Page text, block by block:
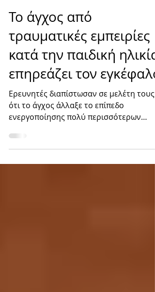
ΘΕΟΔΩΡΟΣ ΒΑΣΙΛΕΙΑΔΗΣ
Dec 14, 2023
Το άγχος από
τραυματικές εμπειρίες
κατά την παιδική ηλικία
επηρεάζει τον εγκέφαλο
Eρευνητές διαπίστωσαν σε μελέτη τους
ότι το άγχος άλλαξε το επίπεδο
ενεργοποίησης πολύ περισσότερων